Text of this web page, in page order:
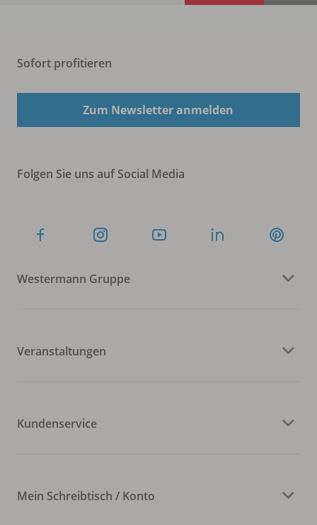
Sofort profitieren
Zum Newsletter anmelden
Folgen Sie uns auf Social Media
Westermann Gruppe
Veranstaltungen
Kundenservice
Mein Schreibtisch / Konto